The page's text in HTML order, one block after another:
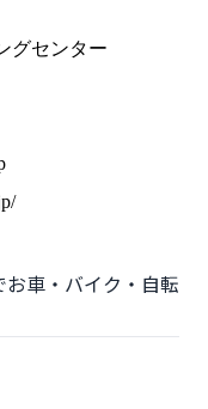
グセンター
車・バイク・自転